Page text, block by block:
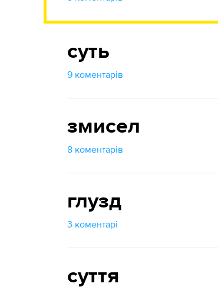
суть
9 коментарів
змисел
8 коментарів
глузд
3 коментарі
суття